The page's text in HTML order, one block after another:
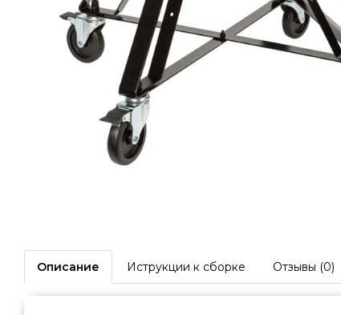
Описание Иструкции к сборке Отзывы (0)